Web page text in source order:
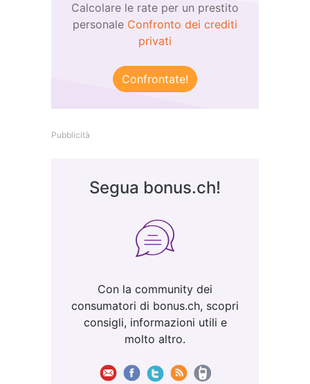
Calcolare le rate per un prestito
personale Confronto dei crediti
privati
Confrontate!
Pubblicità
Segua bonus.ch!
Con la community dei
consumatori di bonus.ch, scopri
consigli, informazioni utili e
molto altro.